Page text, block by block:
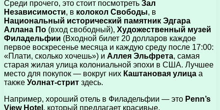
Среди прочего, это стоит посмотреть Зал
Независимости, в колокол Свободы, в
Национальный исторический памятник Эдгара
Аллана По (вход свободный), Художественный музей
Филадельфии (Входной билет 20 долларов каждое
первое воскресенье месяца и каждую среду после 17:00:
«Плати, сколько хочешь») и Аллея Эльфрета, самая
старая жилая улица колониальной эпохи в США. Лучшее
место для покупок — вокруг них Каштановая улица а
также Уолнат-стрит здесь.
Например, хороший отель в Филадельфии — это Penn’s
View Hotel , который предлагает красивые,